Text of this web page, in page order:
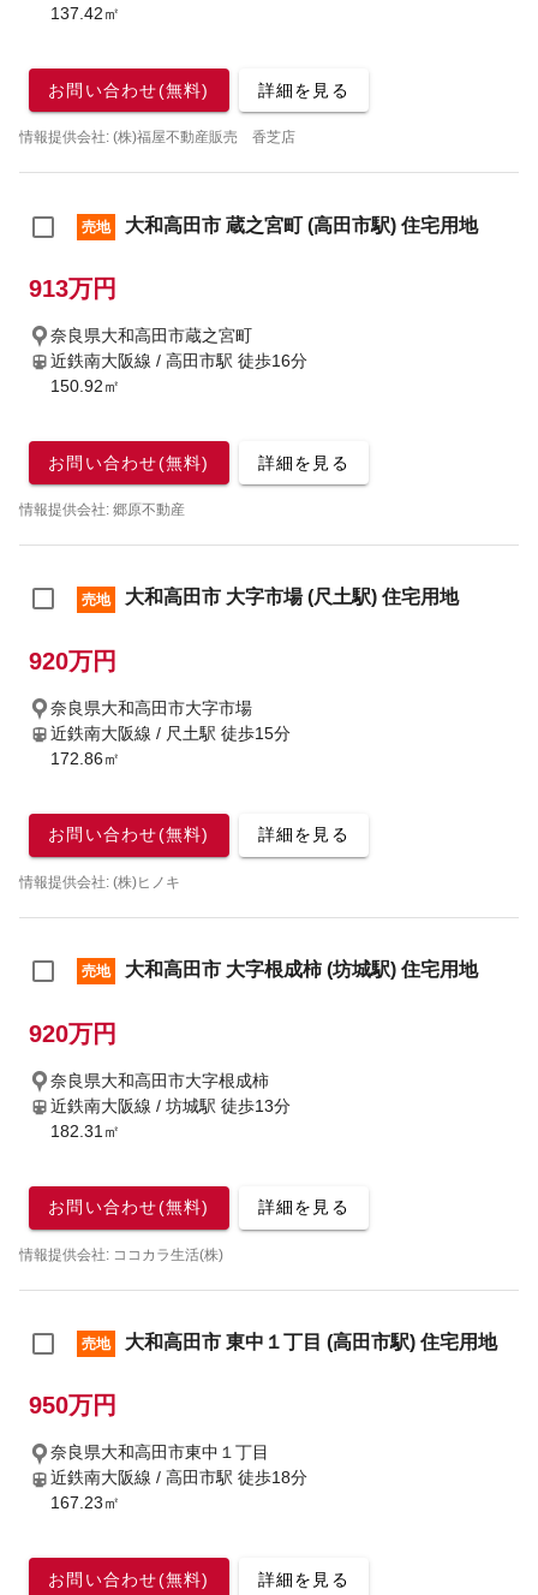
137.42㎡
お問い合わせ(無料) 詳細を見る
情報提供会社: (株)福屋不動産販売 香芝店
売地 大和高田市 蔵之宮町 (高田市駅) 住宅用地
913万円
奈良県大和高田市蔵之宮町
近鉄南大阪線 / 高田市駅 徒歩16分
150.92㎡
お問い合わせ(無料) 詳細を見る
情報提供会社: 郷原不動産
売地 大和高田市 大字市場 (尺土駅) 住宅用地
920万円
奈良県大和高田市大字市場
近鉄南大阪線 / 尺土駅 徒歩15分
172.86㎡
お問い合わせ(無料) 詳細を見る
情報提供会社: (株)ヒノキ
売地 大和高田市 大字根成柿 (坊城駅) 住宅用地
920万円
奈良県大和高田市大字根成柿
近鉄南大阪線 / 坊城駅 徒歩13分
182.31㎡
お問い合わせ(無料) 詳細を見る
情報提供会社: ココカラ生活(株)
売地 大和高田市 東中１丁目 (高田市駅) 住宅用地
950万円
奈良県大和高田市東中１丁目
近鉄南大阪線 / 高田市駅 徒歩18分
167.23㎡
お問い合わせ(無料) 詳細を見る